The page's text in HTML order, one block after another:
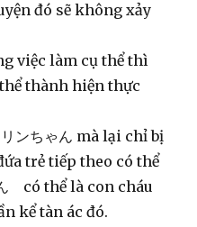
đó sẽ không xảy
việc làm cụ thể thì
thành hiện thực
ンちゃん mà lại chỉ bị
trẻ tiếp theo có thể
có thể là con cháu
kể tàn ác đó.